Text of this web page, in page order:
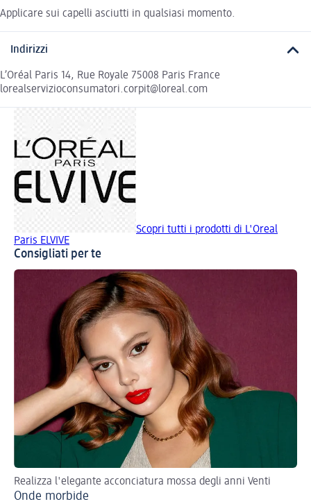
Applicare sui capelli asciutti in qualsiasi momento.
Indirizzi
L’Oréal Paris 14, Rue Royale 75008 Paris France
lorealservizioconsumatori.corpit@loreal.com
Scopri tutti i prodotti di L'Oreal
Paris ELVIVE
Consigliati per te
Realizza l'elegante acconciatura mossa degli anni Venti
Onde morbide